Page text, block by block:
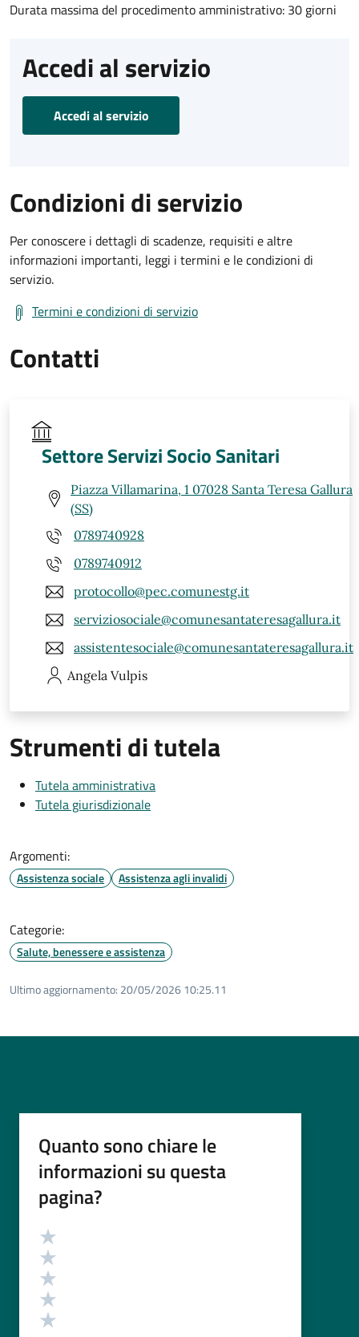
Durata massima del procedimento amministrativo: 30 giorni
Accedi al servizio
Accedi al servizio
Condizioni di servizio
Per conoscere i dettagli di scadenze, requisiti e altre
informazioni importanti, leggi i termini e le condizioni di
servizio.
Termini e condizioni di servizio
Contatti
Settore Servizi Socio Sanitari
Piazza Villamarina, 1 07028 Santa Teresa Gallura
(SS)
0789740928
0789740912
protocollo@pec.comunestg.it
serviziosociale@comunesantateresagallura.it
assistentesociale@comunesantateresagallura.it
Angela Vulpis
Strumenti di tutela
Tutela amministrativa
Tutela giurisdizionale
Argomenti:
Assistenza sociale Assistenza agli invalidi
Categorie:
Salute, benessere e assistenza
Ultimo aggiornamento: 20/05/2026 10:25.11
Quanto sono chiare le
informazioni su questa
pagina?
Valutazione